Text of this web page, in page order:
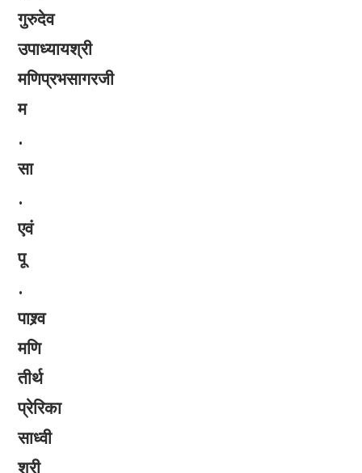
गुरुदेव
उपाध्यायश्री
मणिप्रभसागरजी
म
.
सा
.
एवं
पू
.
पाश्र्व
मणि
तीर्थ
प्रेरिका
साध्वी
श्री